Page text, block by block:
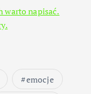
warto napisać.
emocje